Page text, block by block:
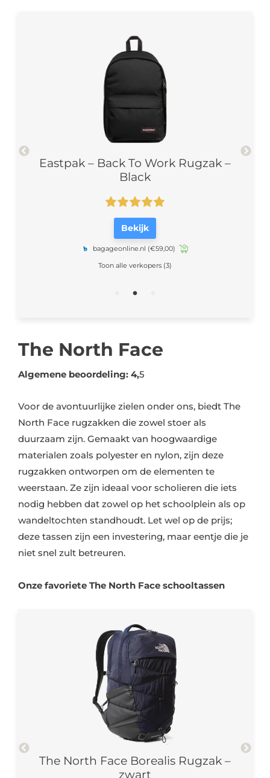
–
Black
Bekijk
bagageonline.nl (€59,00)
Toon alle verkopers (3)
The North Face
North Face rugzakken die zowel stoer als
duurzaam zijn. Gemaakt van hoogwaardige
materialen zoals polyester en nylon, zijn deze
rugzakken ontworpen om de elementen te
weerstaan. Ze zijn ideaal voor scholieren die iets
nodig hebben dat zowel op het schoolplein als op
wandeltochten standhoudt. Let wel op de prijs;
deze tassen zijn een investering, maar eentje die je
niet snel zult betreuren.
zwart